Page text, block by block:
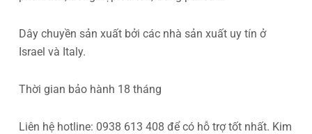
Dây chuyền sản xuất bởi các nhà sản xuất uy tín ở
Israel và Italy.
Thời gian bảo hành 18 tháng
Liên hệ hotline: 0938 613 408 để có hỗ trợ tốt nhất. Kim